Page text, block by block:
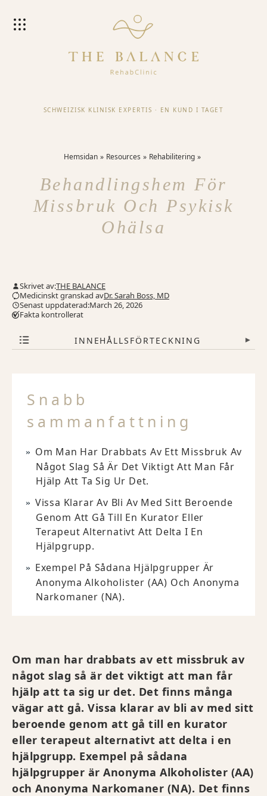
SCHWEIZISK KLINISK EXPERTIS · EN KUND I TAGET
Hemsidan Resources Rehabilitering
Behandlingshem För
Missbruk Och Psykisk
Ohälsa
Skrivet av:THE BALANCE
Medicinskt granskad avDr. Sarah Boss, MD
Senast uppdaterad:March 26, 2026
Fakta kontrollerat
INNEHÅLLSFÖRTECKNING ▾
Snabb
sammanfattning
Om Man Har Drabbats Av Ett Missbruk Av
Något Slag Så Är Det Viktigt Att Man Får
Hjälp Att Ta Sig Ur Det.
Vissa Klarar Av Bli Av Med Sitt Beroende
Genom Att Gå Till En Kurator Eller
Terapeut Alternativt Att Delta I En
Hjälpgrupp.
Exempel På Sådana Hjälpgrupper Är
Anonyma Alkoholister (AA) Och Anonyma
Narkomaner (NA).
Om man har drabbats av ett missbruk av
något slag så är det viktigt att man får
hjälp att ta sig ur det. Det finns många
vägar att gå. Vissa klarar av bli av med sitt
beroende genom att gå till en kurator
eller terapeut alternativt att delta i en
hjälpgrupp. Exempel på sådana
hjälpgrupper är Anonyma Alkoholister (AA)
och Anonyma Narkomaner (NA). Det finns